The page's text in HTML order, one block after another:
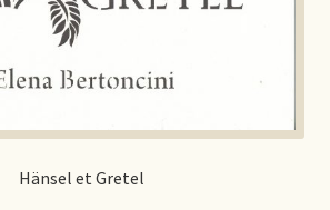
Hänsel et Gretel